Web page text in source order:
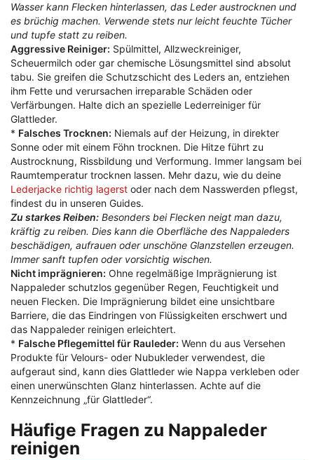
Wasser kann Flecken hinterlassen, das Leder austrocknen und
es brüchig machen. Verwende stets nur leicht feuchte Tücher
und tupfe statt zu reiben.
Aggressive Reiniger: Spülmittel, Allzweckreiniger,
Scheuermilch oder gar chemische Lösungsmittel sind absolut
tabu. Sie greifen die Schutzschicht des Leders an, entziehen
ihm Fette und verursachen irreparable Schäden oder
Verfärbungen. Halte dich an spezielle Lederreiniger für
Glattleder.
* Falsches Trocknen: Niemals auf der Heizung, in direkter
Sonne oder mit einem Föhn trocknen. Die Hitze führt zu
Austrocknung, Rissbildung und Verformung. Immer langsam bei
Raumtemperatur trocknen lassen. Mehr dazu, wie du deine
Lederjacke richtig lagerst oder nach dem Nasswerden pflegst,
findest du in unseren Guides.
Zu starkes Reiben: Besonders bei Flecken neigt man dazu,
kräftig zu reiben. Dies kann die Oberfläche des Nappaleders
beschädigen, aufrauen oder unschöne Glanzstellen erzeugen.
Immer sanft tupfen oder vorsichtig wischen.
Nicht imprägnieren: Ohne regelmäßige Imprägnierung ist
Nappaleder schutzlos gegenüber Regen, Feuchtigkeit und
neuen Flecken. Die Imprägnierung bildet eine unsichtbare
Barriere, die das Eindringen von Flüssigkeiten erschwert und
das Nappaleder reinigen erleichtert.
* Falsche Pflegemittel für Rauleder: Wenn du aus Versehen
Produkte für Velours- oder Nubukleder verwendest, die
aufgeraut sind, kann dies Glattleder wie Nappa verkleben oder
einen unerwünschten Glanz hinterlassen. Achte auf die
Kennzeichnung „für Glattleder“.
Häufige Fragen zu Nappaleder
reinigen